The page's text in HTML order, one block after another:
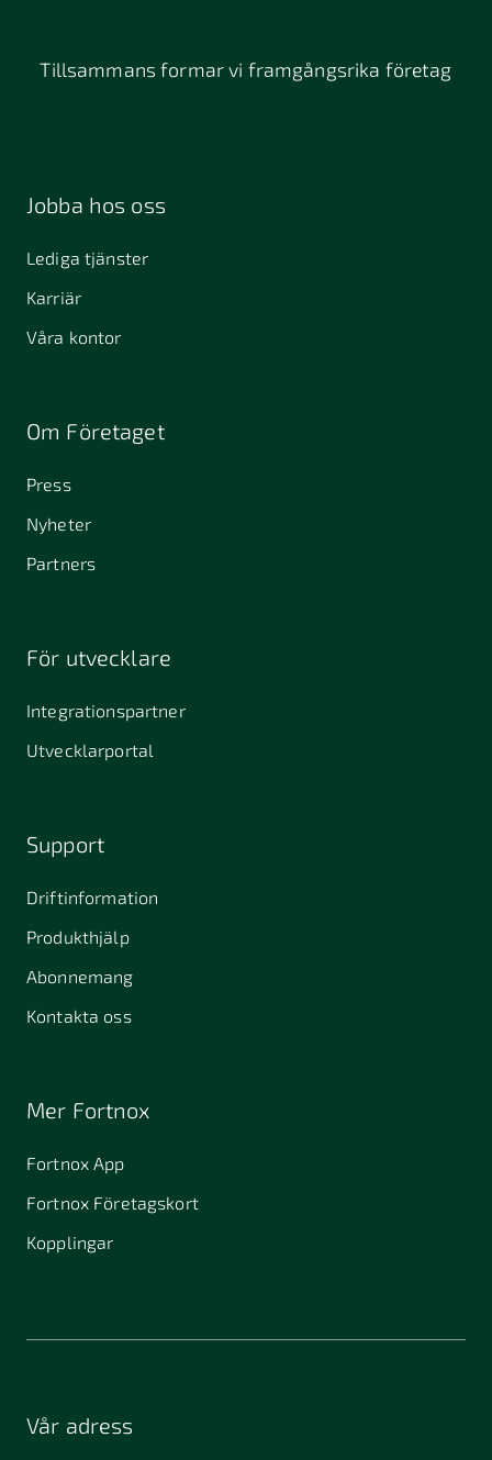
Tillsammans formar vi framgångsrika företag
Jobba hos oss
Lediga tjänster
Karriär
Våra kontor
Om Företaget
Press
Nyheter
Partners
För utvecklare
Integrationspartner
Utvecklarportal
Support
Driftinformation
Produkthjälp
Abonnemang
Kontakta oss
Mer Fortnox
Fortnox App
Fortnox Företagskort
Kopplingar
Vår adress